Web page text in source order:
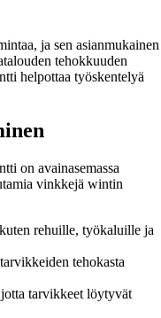
ja sen asianmukainen
tehokkuuden
helpottaa työskentelyä
on avainasemassa
vinkkejä wintin
rehuille, työkaluille ja
tehokasta
tarvikkeet löytyvät